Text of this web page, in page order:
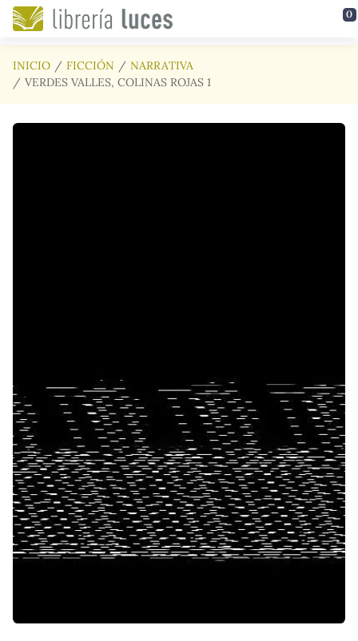
Saltar al contenido principal 0
INICIO FICCIÓN
NARRATIVA
VERDES VALLES, COLINAS ROJAS 1